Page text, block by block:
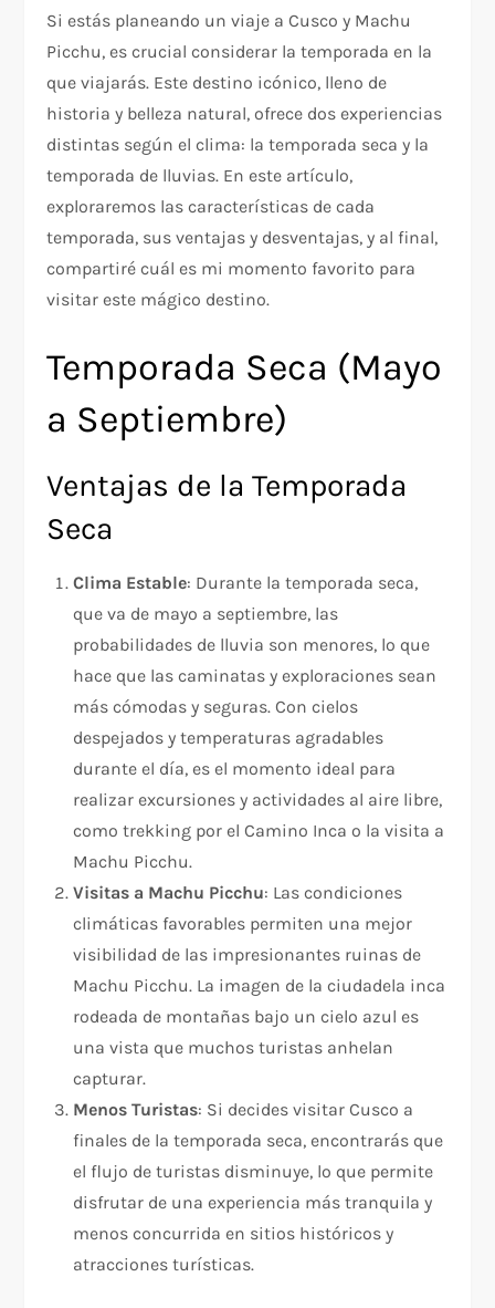
Si estás planeando un viaje a Cusco y Machu
Picchu, es crucial considerar la temporada en la
que viajarás. Este destino icónico, lleno de
historia y belleza natural, ofrece dos experiencias
distintas según el clima: la temporada seca y la
temporada de lluvias. En este artículo,
exploraremos las características de cada
temporada, sus ventajas y desventajas, y al final,
compartiré cuál es mi momento favorito para
visitar este mágico destino.
Temporada Seca (Mayo
a Septiembre)
Ventajas de la Temporada
Seca
Clima Estable: Durante la temporada seca,
que va de mayo a septiembre, las
probabilidades de lluvia son menores, lo que
hace que las caminatas y exploraciones sean
más cómodas y seguras. Con cielos
despejados y temperaturas agradables
durante el día, es el momento ideal para
realizar excursiones y actividades al aire libre,
como trekking por el Camino Inca o la visita a
Machu Picchu.
Visitas a Machu Picchu: Las condiciones
climáticas favorables permiten una mejor
visibilidad de las impresionantes ruinas de
Machu Picchu. La imagen de la ciudadela inca
rodeada de montañas bajo un cielo azul es
una vista que muchos turistas anhelan
capturar.
Menos Turistas: Si decides visitar Cusco a
finales de la temporada seca, encontrarás que
el flujo de turistas disminuye, lo que permite
disfrutar de una experiencia más tranquila y
menos concurrida en sitios históricos y
atracciones turísticas.